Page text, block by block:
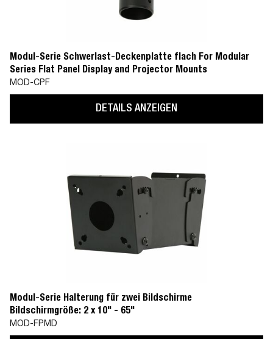
Modul-Serie Schwerlast-Deckenplatte flach For Modular
Series Flat Panel Display and Projector Mounts
MOD-CPF
DETAILS ANZEIGEN
Modul-Serie Halterung für zwei Bildschirme
Bildschirmgröße: 2 x 10" - 65"
MOD-FPMD